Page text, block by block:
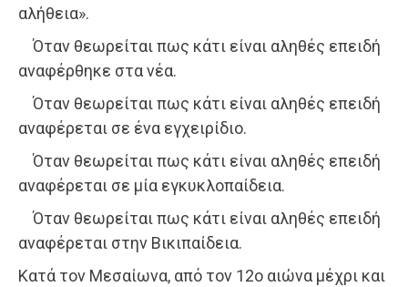
αλήθεια».
Όταν θεωρείται πως κάτι είναι αληθές επειδή
αναφέρθηκε στα νέα.
Όταν θεωρείται πως κάτι είναι αληθές επειδή
αναφέρεται σε ένα εγχειρίδιο.
Όταν θεωρείται πως κάτι είναι αληθές επειδή
αναφέρεται σε μία εγκυκλοπαίδεια.
Όταν θεωρείται πως κάτι είναι αληθές επειδή
αναφέρεται στην Βικιπαίδεια.
Κατά τον Μεσαίωνα, από τον 12ο αιώνα μέχρι και